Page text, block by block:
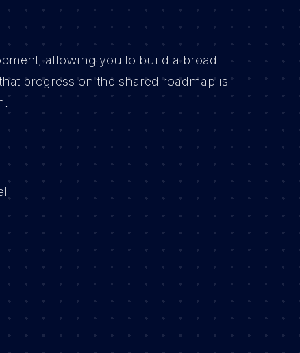
allowing you to build a broad
progress on the shared roadmap is